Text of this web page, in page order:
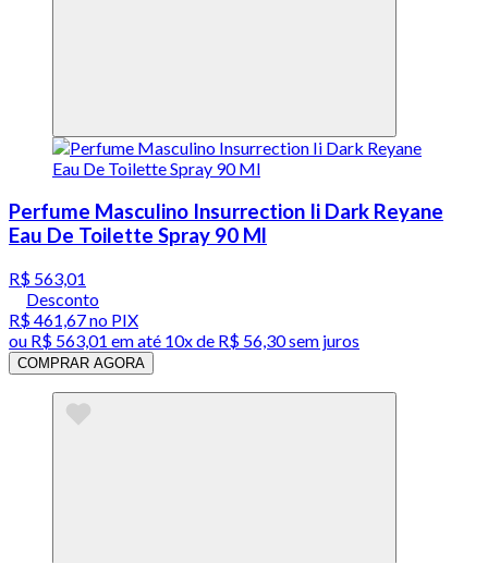
Perfume Masculino Insurrection Ii Dark Reyane
Eau De Toilette Spray 90 Ml
R$ 563,01
Desconto
R$ 461,67no PIX
ou R$ 563,01 em até 10x de R$ 56,30 sem juros
COMPRAR AGORA